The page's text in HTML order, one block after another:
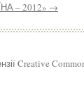
– 2012» →
Creative